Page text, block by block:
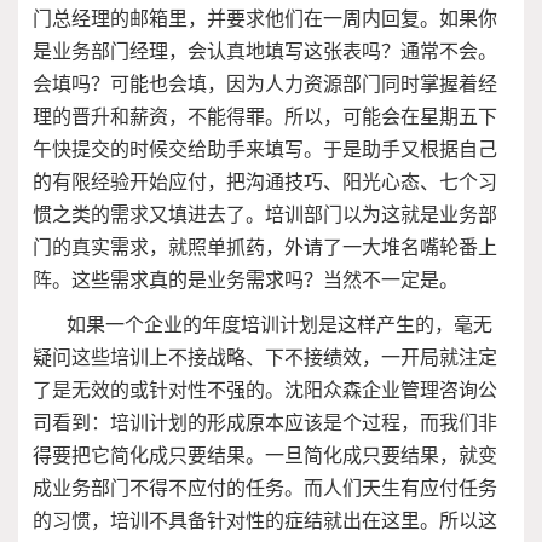
门总经理的邮箱里，并要求他们在一周内回复。如果你
是业务部门经理，会认真地填写这张表吗？通常不会。
会填吗？可能也会填，因为人力资源部门同时掌握着经
理的晋升和薪资，不能得罪。所以，可能会在星期五下
午快提交的时候交给助手来填写。于是助手又根据自己
的有限经验开始应付，把沟通技巧、阳光心态、七个习
惯之类的需求又填进去了。培训部门以为这就是业务部
门的真实需求，就照单抓药，外请了一大堆名嘴轮番上
阵。这些需求真的是业务需求吗？当然不一定是。
如果一个企业的年度培训计划是这样产生的，毫无
疑问这些培训上不接战略、下不接绩效，一开局就注定
了是无效的或针对性不强的。沈阳众森企业管理咨询公
司看到：培训计划的形成原本应该是个过程，而我们非
得要把它简化成只要结果。一旦简化成只要结果，就变
成业务部门不得不应付的任务。而人们天生有应付任务
的习惯，培训不具备针对性的症结就出在这里。所以这